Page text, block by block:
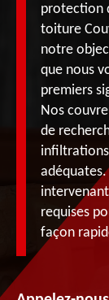
protection
toiture
notre
que nous
premiers
Nos
de
infiltrations
adéquates.
requises
façon